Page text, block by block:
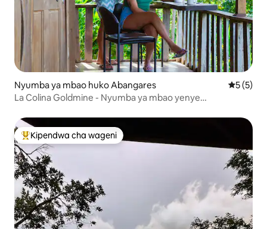
Nyumba ya mbao huko Abangares
5 (5)
La Colina Goldmine - Nyumba ya mbao yenye
Kipendwa maarufu cha wageni
Kipendwa cha wageni